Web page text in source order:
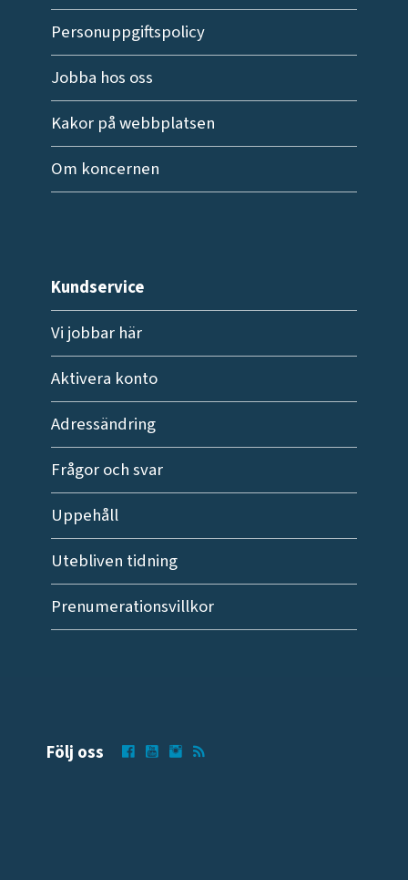
Personuppgiftspolicy
Jobba hos oss
Kakor på webbplatsen
Om koncernen
Kundservice
Vi jobbar här
Aktivera konto
Adressändring
Frågor och svar
Uppehåll
Utebliven tidning
Prenumerationsvillkor
Följ oss